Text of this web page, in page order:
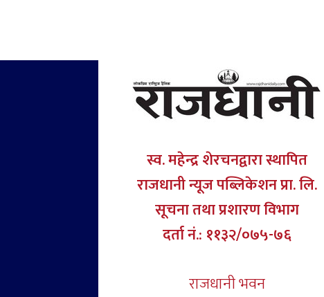
स्व. महेन्द्र शेरचनद्वारा स्थापित
राजधानी न्यूज पब्लिकेशन प्रा. लि.
सूचना तथा प्रशारण विभाग
दर्ता नं.: ११३२/०७५-७६
राजधानी भवन